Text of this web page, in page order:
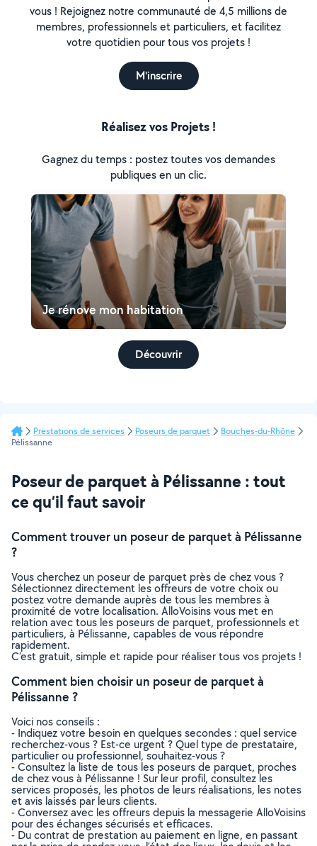
vous ! Rejoignez notre communauté de 4,5 millions de
membres, professionnels et particuliers, et facilitez
votre quotidien pour tous vos projets !
M'inscrire
Réalisez vos Projets !
Gagnez du temps : postez toutes vos demandes
publiques en un clic.
Je rénove mon habitation
Découvrir
Prestations de services Poseurs de parquet
Bouches-du-Rhône
Pélissanne
Poseur de parquet à Pélissanne : tout
ce qu’il faut savoir
Comment trouver un poseur de parquet à Pélissanne
?
Vous cherchez un poseur de parquet près de chez vous ?
Sélectionnez directement les offreurs de votre choix ou
postez votre demande auprès de tous les membres à
proximité de votre localisation. AlloVoisins vous met en
relation avec tous les poseurs de parquet, professionnels et
particuliers, à Pélissanne, capables de vous répondre
rapidement.
C’est gratuit, simple et rapide pour réaliser tous vos projets !
Comment bien choisir un poseur de parquet à
Pélissanne ?
Voici nos conseils :
- Indiquez votre besoin en quelques secondes : quel service
recherchez-vous ? Est-ce urgent ? Quel type de prestataire,
particulier ou professionnel, souhaitez-vous ?
- Consultez la liste de tous les poseurs de parquet, proches
de chez vous à Pélissanne ! Sur leur profil, consultez les
services proposés, les photos de leurs réalisations, les notes
et avis laissés par leurs clients.
- Conversez avec les offreurs depuis la messagerie AlloVoisins
pour des échanges sécurisés et efficaces.
- Du contrat de prestation au paiement en ligne, en passant